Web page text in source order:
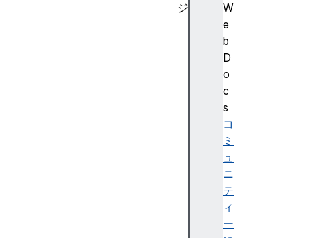
W
e
b
D
o
c
s
コ
ミ
ュ
ニ
テ
ィ
ー
ジ